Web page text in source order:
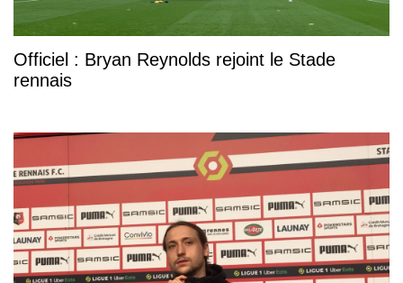
Officiel : Bryan Reynolds rejoint le Stade
rennais